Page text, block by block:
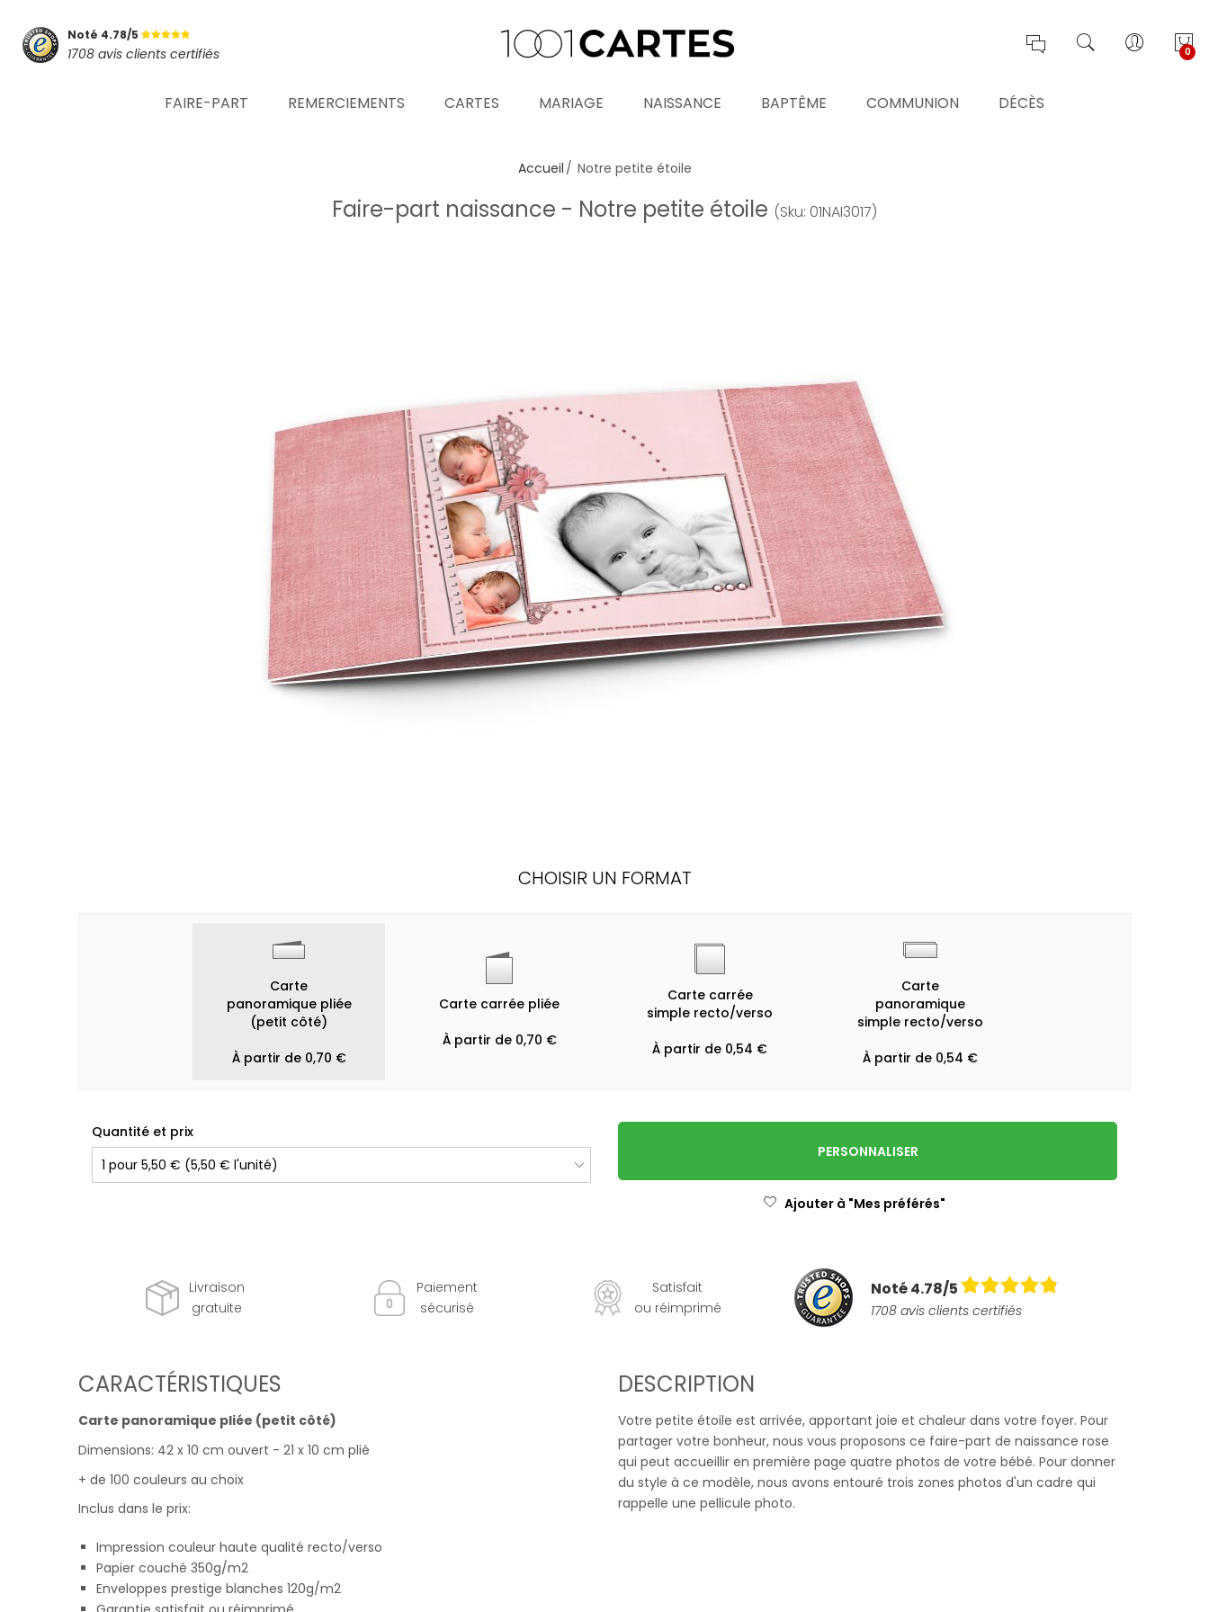
Noté 4.78/5
1708 avis clients certifiés 0
FAIRE-PART REMERCIEMENTS CARTES MARIAGE NAISSANCE BAPTÊME COMMUNION DÉCÈS
Mot de passe oublié ?
SE CONNECTER
Accueil Notre petite étoile
Faire-part naissance - Notre petite étoile (Sku: 01NAI3017)
CHOISIR UN FORMAT
Carte
panoramique pliée
(petit côté)
À partir de 0,70 €
Carte carrée pliée
À partir de 0,70 €
Carte carrée
simple recto/verso
À partir de 0,54 €
Carte
panoramique
simple recto/verso
À partir de 0,54 €
Quantité et prix
PERSONNALISER
Ajouter à "Mes préférés"
Livraison
gratuite
Paiement
sécurisé
Satisfait
ou réimprimé
Noté 4.78/5
1708 avis clients certifiés
CARACTÉRISTIQUES
Carte panoramique pliée (petit côté)
Dimensions: 42 x 10 cm ouvert - 21 x 10 cm plié
+ de 100 couleurs au choix
Inclus dans le prix:
Impression couleur haute qualité recto/verso
Papier couché 350g/m2
Enveloppes prestige blanches 120g/m2
DESCRIPTION
Votre petite étoile est arrivée, apportant joie et chaleur dans votre foyer. Pour
partager votre bonheur, nous vous proposons ce faire-part de naissance rose
qui peut accueillir en première page quatre photos de votre bébé. Pour donner
du style à ce modèle, nous avons entouré trois zones photos d'un cadre qui
rappelle une pellicule photo.